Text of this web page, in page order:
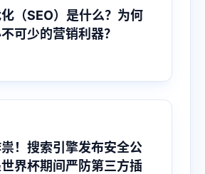
（SEO）是什么？为何
可少的营销利器？
！搜索引擎发布安全公
界杯期间严防第三方插